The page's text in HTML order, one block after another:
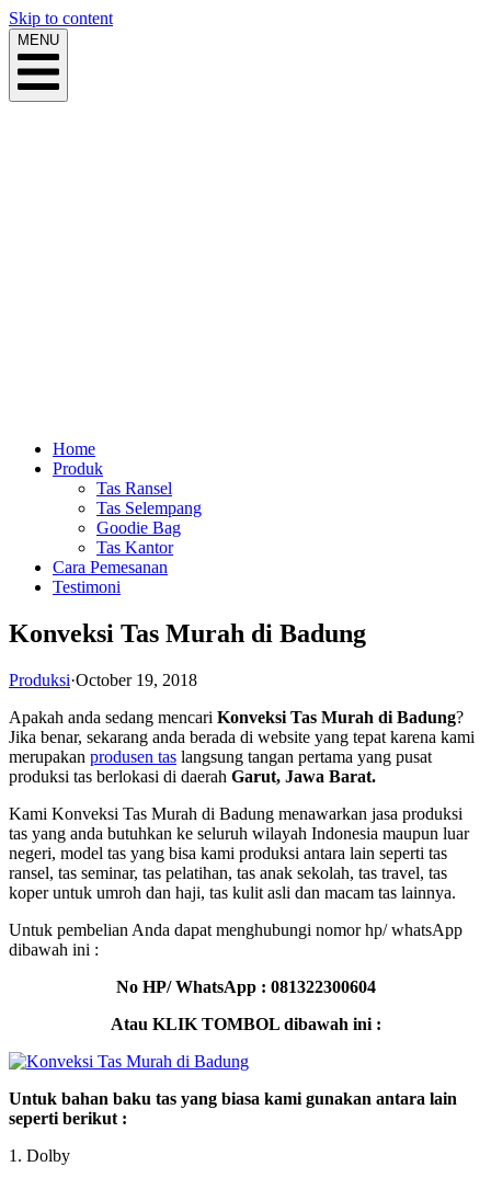
Skip to content
MENU
Home
Produk
Tas Ransel
Tas Selempang
Goodie Bag
Tas Kantor
Cara Pemesanan
Testimoni
Konveksi Tas Murah di Badung
Produksi·October 19, 2018
Apakah anda sedang mencari Konveksi Tas Murah di Badung?
Jika benar, sekarang anda berada di website yang tepat karena kami
merupakan produsen tas langsung tangan pertama yang pusat
produksi tas berlokasi di daerah Garut, Jawa Barat.
Kami Konveksi Tas Murah di Badung menawarkan jasa produksi
tas yang anda butuhkan ke seluruh wilayah Indonesia maupun luar
negeri, model tas yang bisa kami produksi antara lain seperti tas
ransel, tas seminar, tas pelatihan, tas anak sekolah, tas travel, tas
koper untuk umroh dan haji, tas kulit asli dan macam tas lainnya.
Untuk pembelian Anda dapat menghubungi nomor hp/ whatsApp
dibawah ini :
No HP/ WhatsApp : 081322300604
Atau KLIK TOMBOL dibawah ini :
Untuk bahan baku tas yang biasa kami gunakan antara lain
seperti berikut :
1. Dolby